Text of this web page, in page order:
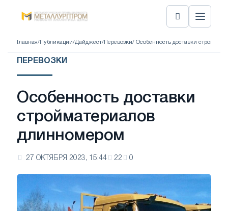
Главная/ Публикации/Дайджест/ Перевозки/ Особенность доставки
ПЕРЕВОЗКИ
Особенность доставки
стройматериалов
длинномером
27 ОКТЯБРЯ 2023, 15:44 22 0